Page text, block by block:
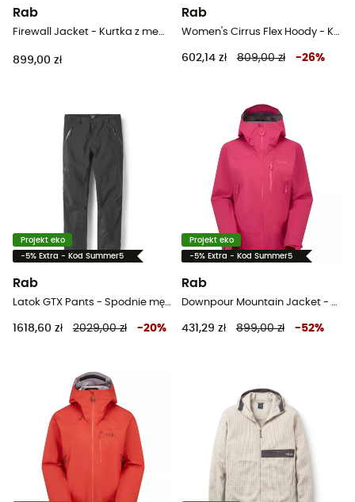
Rab
Firewall Jacket - Kurtka z membraną meska
899,00 zł
Rab
Women's Cirrus Flex Hoody - Kurtka damski
602,14 zł 809,00 zł -26%
Projekt eko
-5% Extra - Kod Summer5
Rab
Latok GTX Pants - Spodnie męskie alpinistyczne
1618,60 zł 2029,00 zł -20%
Projekt eko
-5% Extra - Kod Summer5
Rab
Downpour Mountain Jacket - Kurtka z membraną damska
431,29 zł 899,00 zł -52%